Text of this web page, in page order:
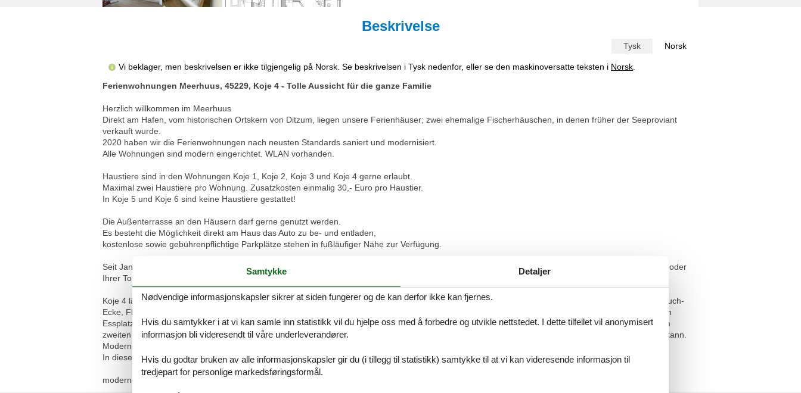
Beskrivelse
Tysk Norsk
Vi beklager, men beskrivelsen er ikke tilgjengelig på Norsk. Se beskrivelsen i Tysk nedenfor, eller se den maskinoversatte teksten i Norsk
Ferienwohnungen Meerhuus, 45229, Koje 4 - Tolle Aussicht für die ganze Familie
Herzlich willkommen im Meerhuus
Direkt am Hafen, vom historischen Ortskern von Ditzum, liegen unsere Ferienhäuser; zwei ehemalige Fischerhäuschen, in denen früher der Seeproviant
verkauft wurde.
2020 haben wir die Ferienwohnungen nach neusten Standards saniert und modernisiert.
Alle Wohnungen sind modern eingerichtet. WLAN vorhanden.
Haustiere sind in den Wohnungen Koje 1, Koje 2, Koje 3 und Koje 4 gerne erlaubt.
Maximal zwei Haustiere pro Wohnung. Zusatzkosten einmalig 30,- Euro pro Haustier.
In Koje 5 und Koje 6 sind keine Haustiere gestattet!
Die Außenterrasse an den Häusern darf gerne genutzt werden.
Es besteht die Möglichkeit direkt am Haus das Auto zu be- und entladen,
kostenlose sowie gebührenpflichtige Parkplätze stehen in fußläufiger Nähe zur Verfügung.
Seit Januar 2020 erhebt die Gemeinde Jemgum einen Gästebeitrag (ganzjährig). Nähere Informationen unter der Homepage der Gemeinde Jemgum oder
Ihrer Tourist-Information.
Koje 4 lädt auf gemütlichen ca. 54qm über zwei Etagen für bis zu 5 Personen zum Verweilen ein und bietet folgende Ausstattung: Wohnzimmer mit Couch-
Ecke, Flat TV, angrenzende, offene Küche, (inkl. Kaffeemaschine, Wasserkocher, Spülmaschine, Mikrowelle, Toaster, Backofen) und einen gemütlichen
Essplatz. In der oberen Etage, die über eine Wendeltreppe erreichbar ist, befinden sich zwei Schlafräume, einmal mit einem Bett in 1,80x2,00m und im
zweiten Raum 2x 0,90x2,00m, sowie ein Funktionssofa, welches mit einem Handgriff zu einem komfortablen Bett mit Matratze umfunktioniert werden kann.
Modernes Bad mit WC, Dusche & Fön Bettwäsche, Handtücher & Endreinigung sind inklusive.
In dieser Wohnung sind maximal zwei Haustiere willkommen. Die Zusatzkosten betragen einmalig 30,- Euro pro Haustier.
moderne Wohnung im Denkmal geschützen Fischerhaus mit Blick auf den Hafen / Dollart
Samtykke Detaljer
Nødvendige informasjonskapsler sikrer at siden fungerer og de kan derfor ikke kan fjernes.
Hvis du samtykker i at vi kan samle inn statistikk vil du hjelpe oss med å forbedre og utvikle nettstedet. I dette tilfellet vil anonymisert
informasjon bli videresendt til våre underleverandører.
Hvis du godtar bruken av alle informasjonskapsler gir du (i tillegg til statistikk) samtykke til at vi kan videresende informasjon til
tredjepart for personlige markedsføringsformål.